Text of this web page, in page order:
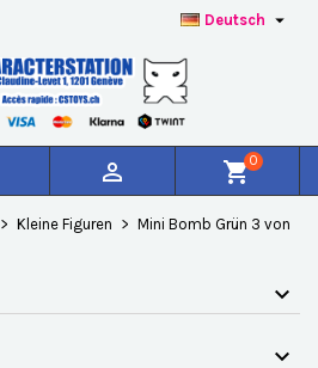
Deutsch 
 shopping_cart0
Kleine Figuren
Mini Bomb Grün 3 von
Wunschliste erstellen
sein, um Artikel Ihrer
zu können.